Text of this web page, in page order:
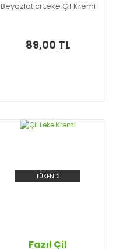
Beyazlatıcı Leke Çil Kremi
89,00 TL
TÜKENDİ
Fazıl Çil